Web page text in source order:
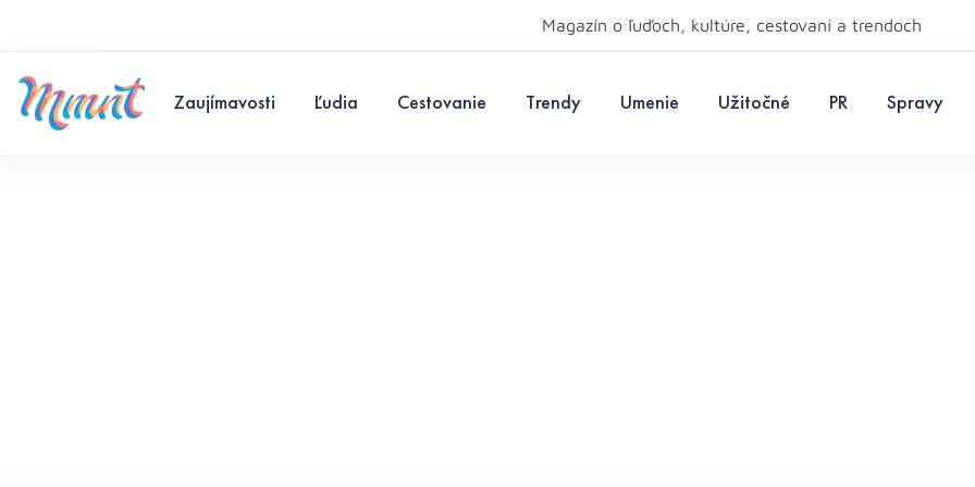
Magazín o ľuďoch, kultúre, cestovaní a trendoch
Zaujímavosti Ľudia Cestovanie Trendy Umenie Užitočné PR Spravy